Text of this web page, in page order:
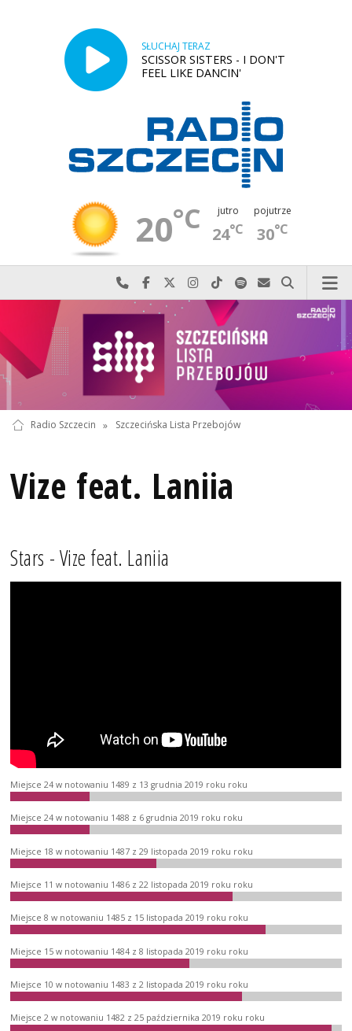
SŁUCHAJ TERAZ
SCISSOR SISTERS - I DON'T
FEEL LIKE DANCIN'
20°C jutro
24°C
pojutrze
30°C
Najlepiej po prostu do nas zadzwoń
Odwiedź nas na Facebook-u
Odwiedź nas na X
Odwiedź nas na Instagram-ie
Odwiedź nas na TikTok-u
Szukaj nas na Spotify
Wyślij do nas
Szukaj
Radio Szczecin » Szczecińska Lista Przebojów
Vize feat. Laniia
Stars - Vize feat. Laniia
Miejsce 24 w notowaniu 1489 z 13 grudnia 2019 roku roku
Miejsce 24 w notowaniu 1488 z 6 grudnia 2019 roku roku
Miejsce 18 w notowaniu 1487 z 29 listopada 2019 roku roku
Miejsce 11 w notowaniu 1486 z 22 listopada 2019 roku roku
Miejsce 8 w notowaniu 1485 z 15 listopada 2019 roku roku
Miejsce 15 w notowaniu 1484 z 8 listopada 2019 roku roku
Miejsce 10 w notowaniu 1483 z 2 listopada 2019 roku roku
Miejsce 2 w notowaniu 1482 z 25 października 2019 roku roku